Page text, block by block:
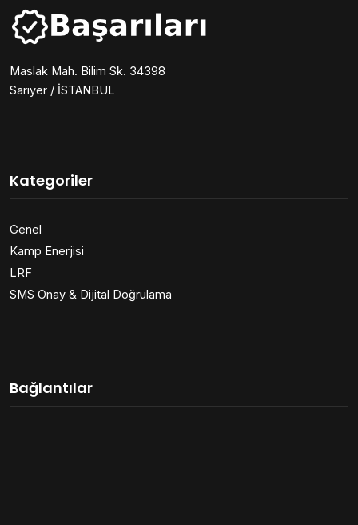
Maslak Mah. Bilim Sk. 34398
Sarıyer / İSTANBUL
Kategoriler
Genel
Kamp Enerjisi
LRF
SMS Onay & Dijital Doğrulama
Bağlantılar